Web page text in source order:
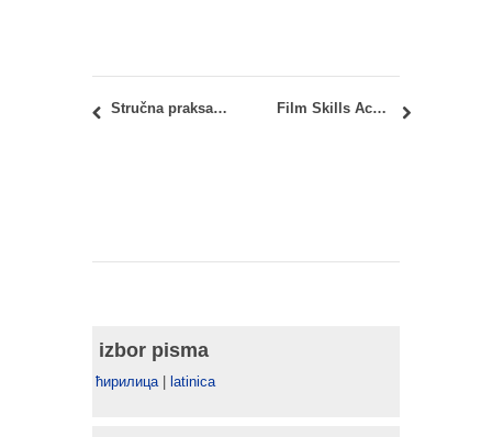
Stručna praksa u oblasti građevinarstva, saobraćaja i infrastrukture – letnji ciklus (jul – septembar 2018.) Film Skills Academy: trening za skaute i menadžere lokacija (15-17.06.2018)
izbor pisma
ћирилица| latinica